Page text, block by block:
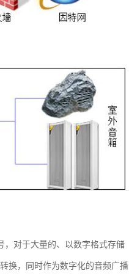
，对于大量的、以数字格式存储
换，同时作为数字化的音频广播